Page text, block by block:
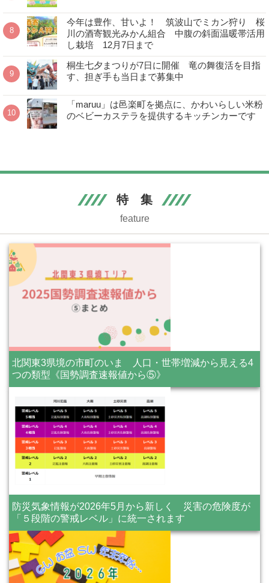
今年は豊作、甘いよ！ 筑波山でミカン狩り 桜
川の酒寄観光みかん組合 中腹の斜面温暖帯活用
し栽培 12月7日まで
桐生七夕まつりが7日に開催 竜の舞復活を目指
す、担ぎ手も当日まで募集中
「maruu」は邑楽町を拠点に、かわいらしい米粉
のベビーカステラを提供するキッチンカーです
特 集
feature
北関東3県境の市町のいま 人口・世帯増減から見える4
つの類型《国勢調査速報値から⑤》
防災気象情報が2026年5月から新しく 災害の危険度が
「５段階の警戒レベル」に統一されます